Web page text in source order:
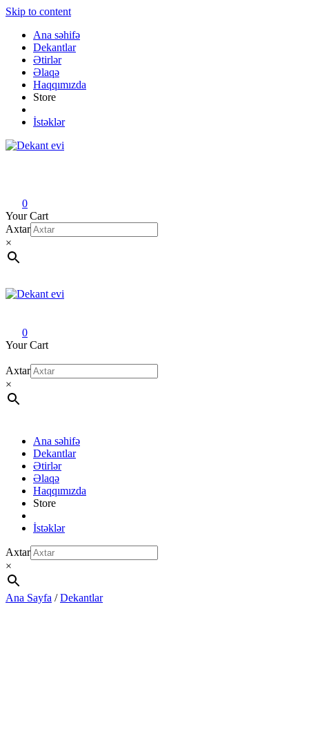
Skip to content
Ana səhifə
Dekantlar
Ətirlər
Əlaqə
Haqqımızda
Store
İstəklər
0
Your Cart
Axtar
×
0
Your Cart
Axtar
×
Ana səhifə
Dekantlar
Ətirlər
Əlaqə
Haqqımızda
Store
İstəklər
Axtar
×
Ana Sayfa /Dekantlar